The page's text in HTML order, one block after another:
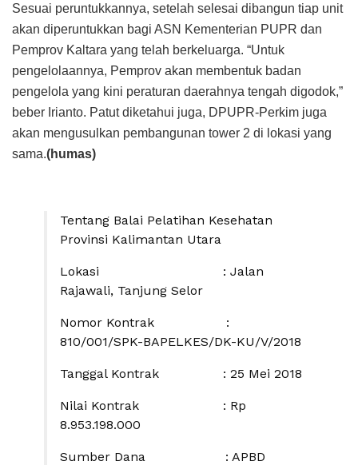
Sesuai peruntukkannya, setelah selesai dibangun tiap unit
akan diperuntukkan bagi ASN Kementerian PUPR dan
Pemprov Kaltara yang telah berkeluarga. “Untuk
pengelolaannya, Pemprov akan membentuk badan
pengelola yang kini peraturan daerahnya tengah digodok,”
beber Irianto. Patut diketahui juga, DPUPR-Perkim juga
akan mengusulkan pembangunan tower 2 di lokasi yang
sama.(humas)
Tentang Balai Pelatihan Kesehatan
Provinsi Kalimantan Utara
Lokasi : Jalan
Rajawali, Tanjung Selor
Nomor Kontrak :
810/001/SPK-BAPELKES/DK-KU/V/2018
Tanggal Kontrak : 25 Mei 2018
Nilai Kontrak : Rp
8.953.198.000
Sumber Dana : APBD